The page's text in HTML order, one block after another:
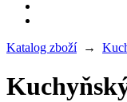
Katalog zboží→